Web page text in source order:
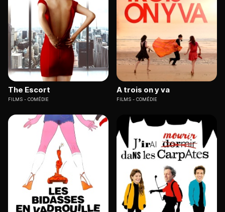
The Escort
FILMS COMÉDIE
A trois on y va
FILMS COMÉDIE